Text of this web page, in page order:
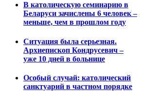
В католическую семинарию в
Беларуси зачислены 6 человек –
меньше, чем в прошлом году
Ситуация была серьезная.
Архиепископ Кондрусевич –
уже 10 дней в больнице
Особый случай: католический
санктуарий в частном порядке